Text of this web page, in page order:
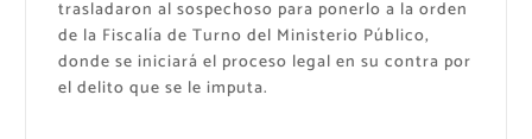
trasladaron al sospechoso para ponerlo a la orden
de la Fiscalía de Turno del Ministerio Público,
donde se iniciará el proceso legal en su contra por
el delito que se le imputa.